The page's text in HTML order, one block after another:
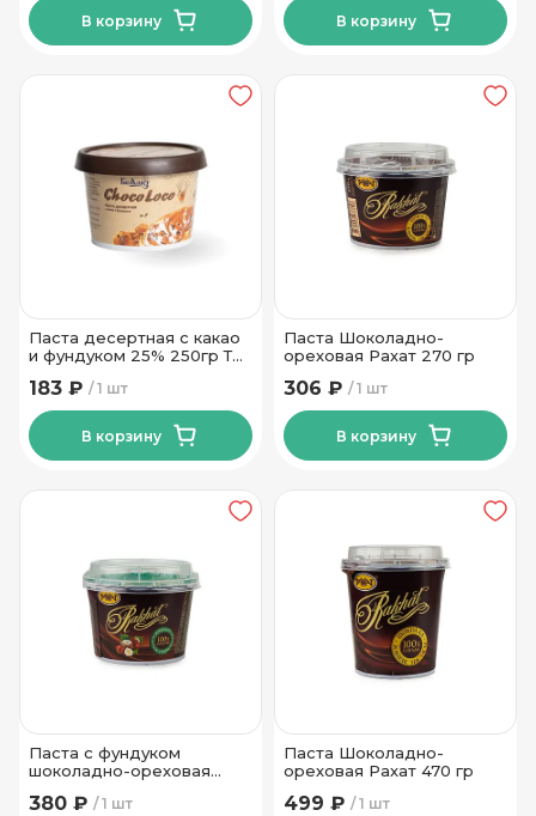
В корзину В корзину
Паста десертная с какао
и фундуком 25% 250гр Тм
1 шт
183 ₽
В корзину
Паста Шоколадно-
ореховая Рахат 270 гр
1 шт
306 ₽
В корзину
Паста с фундуком
шоколадно-ореховая
1 шт
380 ₽
Паста Шоколадно-
ореховая Рахат 470 гр
1 шт
499 ₽